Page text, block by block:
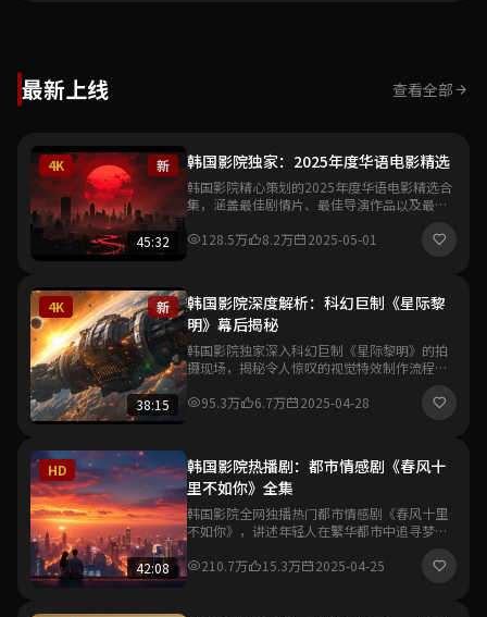
最新上线 查看全部
4K 新
45:32
韩国影院独家：2025年度华语电影精选
韩国影院精心策划的2025年度华语电影精选合
集，涵盖最佳剧情片、最佳导演作品以及最具
最新风向与创作趋势。
128.5万 8.2万 2025-05-01
4K 新
38:15
韩国影院深度解析：科幻巨制《星际黎
明》幕后揭秘
韩国影院独家深入科幻巨制《星际黎明》的拍
摄现场，揭秘令人惊叹的视觉特效制作流程与
化的全新里程碑。
95.3万 6.7万 2025-04-28
HD
42:08
韩国影院热播剧：都市情感剧《春风十
里不如你》全集
韩国影院全网独播热门都市情感剧《春风十里
不如你》，讲述年轻人在繁华都市中追寻梦想
强烈共鸣。
210.7万 15.3万 2025-04-25